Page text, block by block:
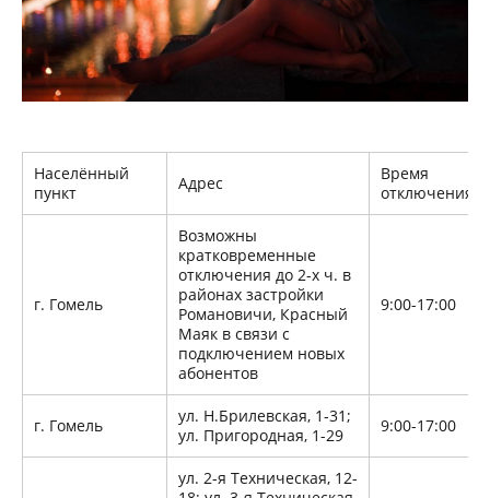
Населённый
пункт
Адрес
Время
отключения
г. Гомель
Возможны
кратковременные
отключения до 2-х ч. в
районах застройки
Романовичи, Красный
Маяк в связи с
подключением новых
абонентов
9:00-17:00
г. Гомель
ул. Н.Брилевская, 1-31;
ул. Пригородная, 1-29
9:00-17:00
ул. 2-я Техническая, 12-